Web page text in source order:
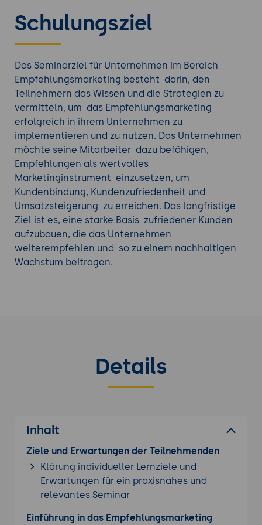
hohe Glaubwürdigkeit. Potenzielle Kunden
vertrauen eher den Empfehlungen anderer,
Erweiterung des Kundenkreises:
Empfehlungen können dazu beitragen, dass
Unternehmen neue Kunden erreichen, die sie
sonst möglicherweise nicht angesprochen
hätten. Durch die positiven Erfahrungen und
Empfehlungen bestehender Kunden können
neue Zielgruppen erschlossen werden.
Positive Kundenbewertungen und Reputation:
Empfehlungsmarketing geht oft einher mit
positiven Kundenbewertungen und Online-
Reputation. Kunden, die gute Erfahrungen mit
einem Unternehmen gemacht haben, neigen
dazu, positive Bewertungen zu hinterlassen,
was wiederum das Vertrauen anderer
potenzieller Kunden stärkt.
aus der Masse heraussticht und bevorzugt
Langfristige Kundenbeziehungen:
an Kundenzufriedenheit. Unternehmen, die
auf Empfehlungen setzen, können
langfristige Kundenbeziehungen aufbauen,
die für die nachhaltige Entwicklung des
Unternehmens von Vorteil sind.
Schulungsziel
Das Seminarziel für Unternehmen im Bereich
Empfehlungsmarketing besteht darin, den
Teilnehmern das Wissen und die Strategien zu
vermitteln, um das Empfehlungsmarketing
erfolgreich in ihrem Unternehmen zu
implementieren und zu nutzen. Das Unternehmen
möchte seine Mitarbeiter dazu befähigen,
Empfehlungen als wertvolles
Marketinginstrument einzusetzen, um
Kundenbindung, Kundenzufriedenheit und
Umsatzsteigerung zu erreichen. Das langfristige
Ziel ist es, eine starke Basis zufriedener Kunden
aufzubauen, die das Unternehmen
weiterempfehlen und so zu einem nachhaltigen
Wachstum beitragen.
Details
Inhalt
Ziele und Erwartungen der Teilnehmenden
Klärung individueller Lernziele und
Erwartungen für ein praxisnahes und
relevantes Seminar
Einführung in das Empfehlungsmarketing